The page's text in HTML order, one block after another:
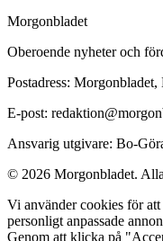
Morgonbladet
Oberoende nyheter och
Postadress:
E-post:
Ansvarig utgivare: Bo-
© 2026 Morgonbladet.
Vi använder cookies för
personligt anpassade
Genom att klicka på